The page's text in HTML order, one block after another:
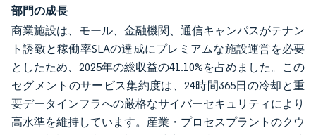
部門の成長
商業施設は、モール、金融機関、通信キャンパスがテナン
ト誘致と稼働率SLAの達成にプレミアムな施設運営を必要
としたため、2025年の総収益の41.10%を占めました。この
セグメントのサービス集約度は、24時間365日の冷却と重
要データインフラへの厳格なサイバーセキュリティにより
高水準を維持しています。産業・プロセスプラントのクウ